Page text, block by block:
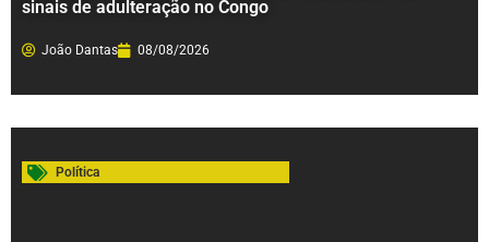
sinais de adulteração no Congo
João Dantas 08/08/2026
Política